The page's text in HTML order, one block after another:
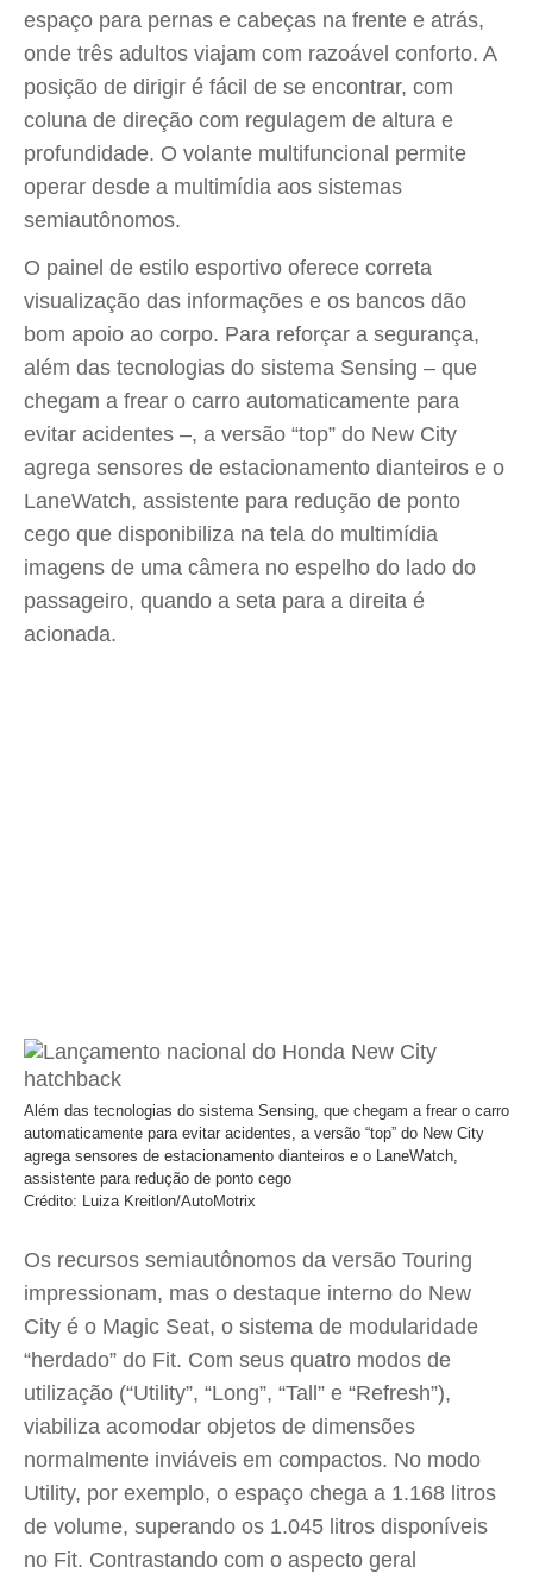
espaço para pernas e cabeças na frente e atrás,
onde três adultos viajam com razoável conforto. A
posição de dirigir é fácil de se encontrar, com
coluna de direção com regulagem de altura e
profundidade. O volante multifuncional permite
operar desde a multimídia aos sistemas
semiautônomos.
O painel de estilo esportivo oferece correta
visualização das informações e os bancos dão
bom apoio ao corpo. Para reforçar a segurança,
além das tecnologias do sistema Sensing – que
chegam a frear o carro automaticamente para
evitar acidentes –, a versão “top” do New City
agrega sensores de estacionamento dianteiros e o
LaneWatch, assistente para redução de ponto
cego que disponibiliza na tela do multimídia
imagens de uma câmera no espelho do lado do
passageiro, quando a seta para a direita é
acionada.
Além das tecnologias do sistema Sensing, que chegam a frear o carro
automaticamente para evitar acidentes, a versão “top” do New City
agrega sensores de estacionamento dianteiros e o LaneWatch,
assistente para redução de ponto cego
Crédito: Luiza Kreitlon/AutoMotrix
Os recursos semiautônomos da versão Touring
impressionam, mas o destaque interno do New
City é o Magic Seat, o sistema de modularidade
“herdado” do Fit. Com seus quatro modos de
utilização (“Utility”, “Long”, “Tall” e “Refresh”),
viabiliza acomodar objetos de dimensões
normalmente inviáveis em compactos. No modo
Utility, por exemplo, o espaço chega a 1.168 litros
de volume, superando os 1.045 litros disponíveis
no Fit. Contrastando com o aspecto geral